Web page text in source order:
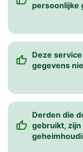
persoonlijke
Deze
gegevens
Derden die
gebruikt, zijn